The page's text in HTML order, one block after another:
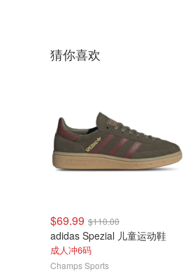
猜你喜欢
$69.99 $110.00
adidas Spezial 儿童运动鞋
成人冲6码
Champs Sports